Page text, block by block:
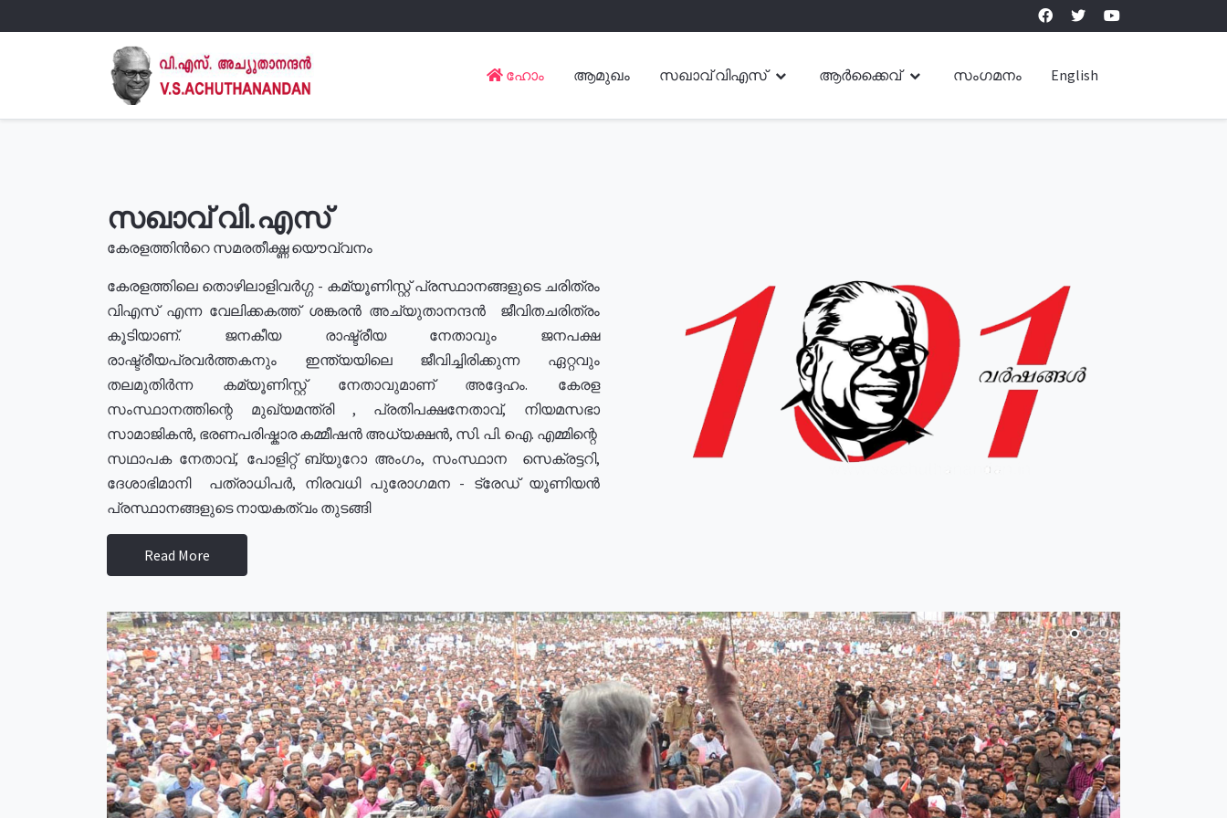
ഹോം ആമുഖം സഖാവ് വിഎസ് ആർക്കൈവ് സംഗമനം English
സഖാവ് വി.എസ്
കേരളത്തിൻറെ സമരതീക്ഷ്ണ യൌവ്വനം
കേരളത്തിലെ തൊഴിലാളിവർഗ്ഗ - കമ്യൂണിസ്റ്റ് പ്രസ്ഥാനങ്ങളുടെ ചരിത്രം
വിഎസ് എന്ന വേലിക്കകത്ത് ശങ്കരൻ അച്യുതാനന്ദൻ ജീവിതചരിത്രം
കൂടിയാണ്. ജനകീയ രാഷ്ട്രീയ നേതാവും ജനപക്ഷ
രാഷ്ട്രീയപ്രവർത്തകനും ഇന്ത്യയിലെ ജീവിച്ചിരിക്കുന്ന ഏറ്റവും
തലമുതിർന്ന കമ്യൂണിസ്റ്റ് നേതാവുമാണ് അദ്ദേഹം. കേരള
സംസ്ഥാനത്തിന്റെ മുഖ്യമന്ത്രി , പ്രതിപക്ഷനേതാവ്, നിയമസഭാ
സാമാജികൻ, ഭരണപരിഷ്കാര കമ്മീഷൻ അധ്യക്ഷൻ, സി. പി. ഐ. എമ്മിന്റെ
സഥാപക നേതാവ്, പോളിറ്റ് ബ്യുറോ അംഗം, സംസ്ഥാന സെക്രട്ടറി,
ദേശാഭിമാനി പത്രാധിപർ, നിരവധി പുരോഗമന - ട്രേഡ് യൂണിയൻ
പ്രസ്ഥാനങ്ങളുടെ നായകത്വം തുടങ്ങി
Read More